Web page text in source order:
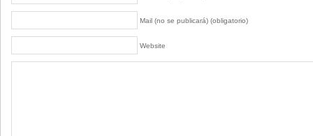
Mail (no se publicará) (obligatorio)
Website